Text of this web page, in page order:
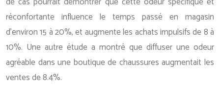
réconfortante influence le temps passé en magasin
d’environ 15 à 20%, et augmente les achats impulsifs de 8 à
10%. Une autre étude a montré que diffuser une odeur
agréable dans une boutique de chaussures augmentait les
ventes de 8.4%.